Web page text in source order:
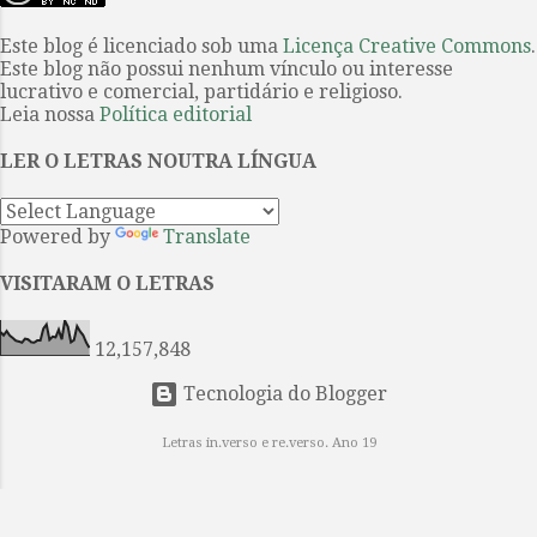
sobre uma obra de Agatha Christie
a ser produzido int...
Literária Internacional de Paraty
(Flip) de que a poeta paulista é a
homenageada na edição do evento
textos por Ieda Lebensztayin . 1. A
poesia breve e densa de Orides
Fontela coincide com a sua obra,
constituída por apenas cinco livros
avessos aos modismos de seu
singulares da poesia brasileira do
século XX. Quando se mudou...
Este blog é licenciado sob uma Licença Creative Commons.
Este blog não possui nenhum vínculo ou interesse
lucrativo e comercial, partidário e religioso.
Leia nossa Política editorial
LER O LETRAS NOUTRA LÍNGUA
Powered by Translate
VISITARAM O LETRAS
12,157,848
Tecnologia do Blogger
Letras in.verso e re.verso. Ano 19